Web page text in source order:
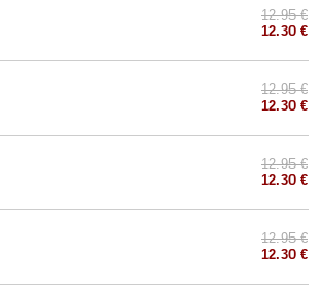
12.95 €
12.30 €
12.95 €
12.30 €
12.95 €
12.30 €
12.95 €
12.30 €